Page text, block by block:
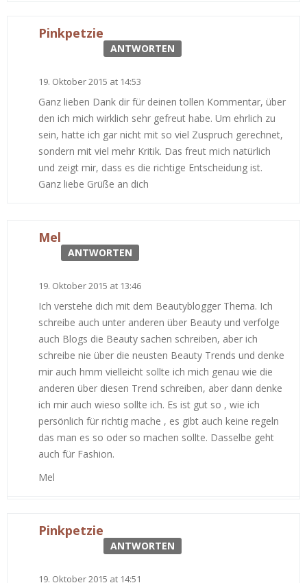
Pinkpetzie
ANTWORTEN
19. Oktober 2015 at 14:53
Ganz lieben Dank dir für deinen tollen Kommentar, über
den ich mich wirklich sehr gefreut habe. Um ehrlich zu
sein, hatte ich gar nicht mit so viel Zuspruch gerechnet,
sondern mit viel mehr Kritik. Das freut mich natürlich
und zeigt mir, dass es die richtige Entscheidung ist.
Ganz liebe Grüße an dich
Mel
ANTWORTEN
19. Oktober 2015 at 13:46
Ich verstehe dich mit dem Beautyblogger Thema. Ich
schreibe auch unter anderen über Beauty und verfolge
auch Blogs die Beauty sachen schreiben, aber ich
schreibe nie über die neusten Beauty Trends und denke
mir auch hmm vielleicht sollte ich mich genau wie die
anderen über diesen Trend schreiben, aber dann denke
ich mir auch wieso sollte ich. Es ist gut so , wie ich
persönlich für richtig mache , es gibt auch keine regeln
das man es so oder so machen sollte. Dasselbe geht
auch für Fashion.
Mel
Pinkpetzie
ANTWORTEN
19. Oktober 2015 at 14:51